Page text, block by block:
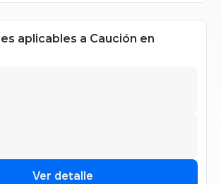
aplicables a Caución en
Ver detalle